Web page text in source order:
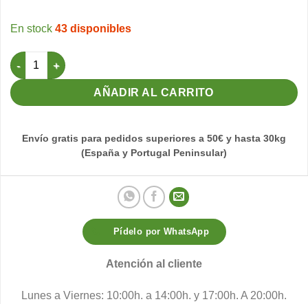
43 disponibles
Nido para Spinus y raza Pequeña Ø 8 cantidad
AÑADIR AL CARRITO
Envío gratis para pedidos superiores a 50€ y hasta 30kg
(España y Portugal Peninsular)
Pídelo por WhatsApp
Atención al cliente
Lunes a Viernes: 10:00h. a 14:00h. y 17:00h. A 20:00h.